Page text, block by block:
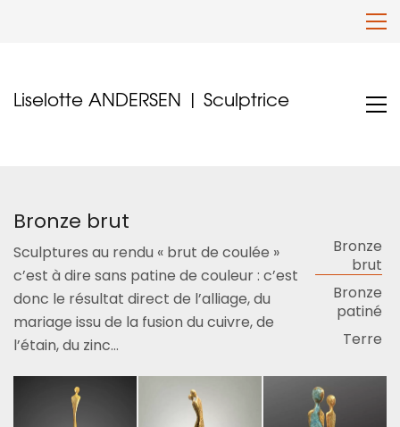
Liselotte ANDERSEN | Sculptrice
Bronze brut
Sculptures au rendu « brut de coulée »
c’est à dire sans patine de couleur : c’est
donc le résultat direct de l’alliage, du
mariage issu de la fusion du cuivre, de
l’étain, du zinc…
Bronze
brut
Bronze
patiné
Terre